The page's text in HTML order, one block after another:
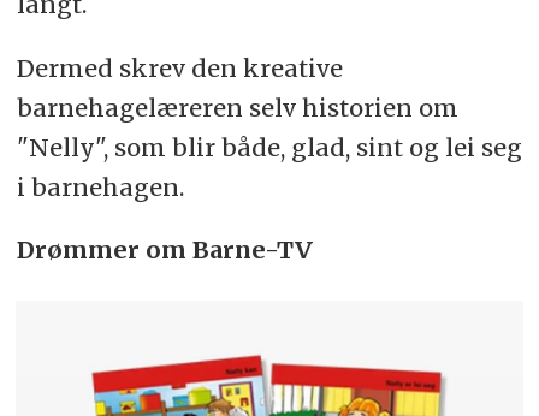
Dermed skrev den kreative
barnehagelæreren selv historien om
"Nelly", som blir både, glad, sint og lei seg
i barnehagen.
Drømmer om Barne-TV